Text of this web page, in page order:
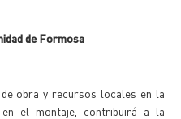
de Formosa
obra y recursos locales en la
el montaje, contribuirá a la